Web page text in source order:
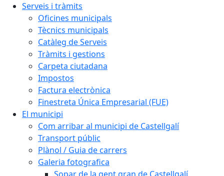
Serveis i tràmits
Oficines municipals
Tècnics municipals
Catàleg de Serveis
Tràmits i gestions
Carpeta ciutadana
Impostos
Factura electrònica
Finestreta Única Empresarial (FUE)
El municipi
Com arribar al municipi de Castellgalí
Transport públic
Plànol / Guia de carrers
Galeria fotografica